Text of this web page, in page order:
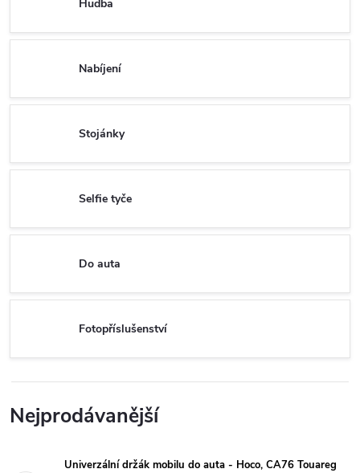
Hudba
Nabíjení
Stojánky
Selfie tyče
Do auta
Fotopříslušenství
Nejprodávanější
Univerzální držák mobilu do auta - Hoco, CA76 Touareg